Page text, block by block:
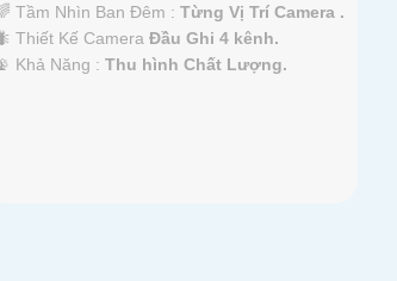
Tầm Nhìn Ban Đêm :Từng Vị Trí Camera .
Thiết Kế CameraĐầu Ghi 4 kênh.
Khả Năng :Thu hình Chất Lượng.